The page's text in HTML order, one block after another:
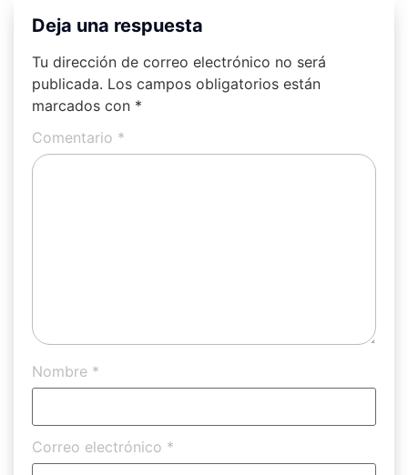
Deja una respuesta
Tu dirección de correo electrónico no será
publicada. Los campos obligatorios están
marcados con *
Comentario *
Nombre *
Correo electrónico *